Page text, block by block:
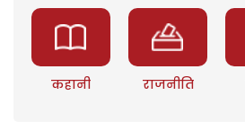
कहानी राजनीति